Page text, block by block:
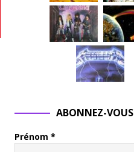
ABONNEZ-VOUS
Prénom *